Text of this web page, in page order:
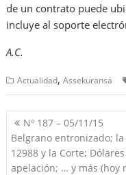
de un contrato puede
incluye al soporte
A.C.
Actualidad,Assekuransa
Navegación
de
entradas
Nº 187 – 05/11/15
Belgrano entronizado; la
12988 y la Corte;
apelación; … y más (hoy